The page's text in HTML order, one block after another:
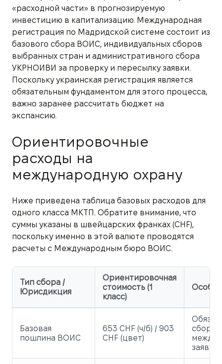
«расходной части» в прогнозируемую
инвестицию в капитализацию. Международная
регистрация по Мадридской системе состоит из
базового сбора ВОИС, индивидуальных сборов
выбранных стран и административного сбора
УКРНОИВИ за проверку и пересылку заявки.
Поскольку украинская регистрация является
обязательным фундаментом для этого процесса,
важно заранее рассчитать бюджет на
экспансию.
Ориентировочные
расходы на
международную охрану
Ниже приведена таблица базовых расходов для
одного класса МКТП. Обратите внимание, что
суммы указаны в швейцарских франках (CHF),
поскольку именно в этой валюте проводятся
расчеты с Международным бюро ВОИС.
Тип сбора /
Юрисдикция
Ориентировочная
стоимость (1
класс)
Базовая
пошлина ВОИС
653 CHF (ч/б) / 903
CHF (цвет)
сбор
заявки